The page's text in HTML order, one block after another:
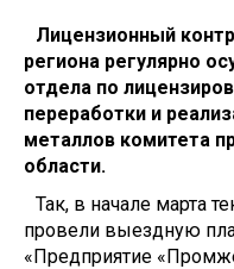
Лицензионный
региона регулярно
отдела по
переработки и
металлов комитета
области.
Так, в начале марта
провели выездную
«Предприятие